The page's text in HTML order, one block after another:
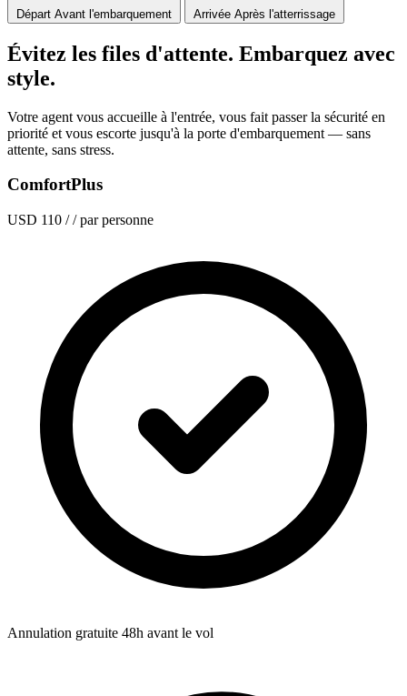
Départ Avant l'embarquement Arrivée Après l'atterrissage
Évitez les files d'attente. Embarquez avec
style.
Votre agent vous accueille à l'entrée, vous fait passer la sécurité en
priorité et vous escorte jusqu'à la porte d'embarquement — sans
attente, sans stress.
ComfortPlus
USD 110 / / par personne
Annulation gratuite 48h avant le vol